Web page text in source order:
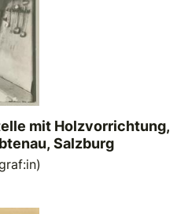
mit Holzvorrichtung,
Salzburg